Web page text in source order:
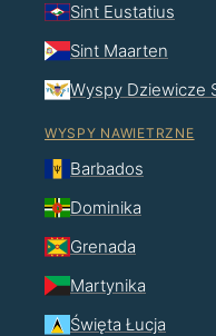
Sint Eustatius
Sint Maarten
Wyspy Dziewicze
WYSPY NAWIETRZNE
Barbados
Dominika
Grenada
Martynika
Święta Łucja